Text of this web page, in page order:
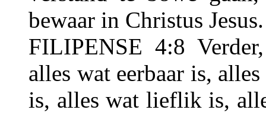
bewaar in Christus Jesus.
FILIPENSE 4:8
alles wat eerbaar is,
is, alles wat lieflik is,